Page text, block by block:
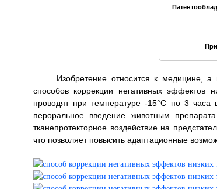
Изобретение относится к медицине,
способов коррекции негативных эффектов
проводят при температуре -15°C по 3
пероральное введение животным
тканепротекторное воздействие на
что позволяет повысить адаптационные